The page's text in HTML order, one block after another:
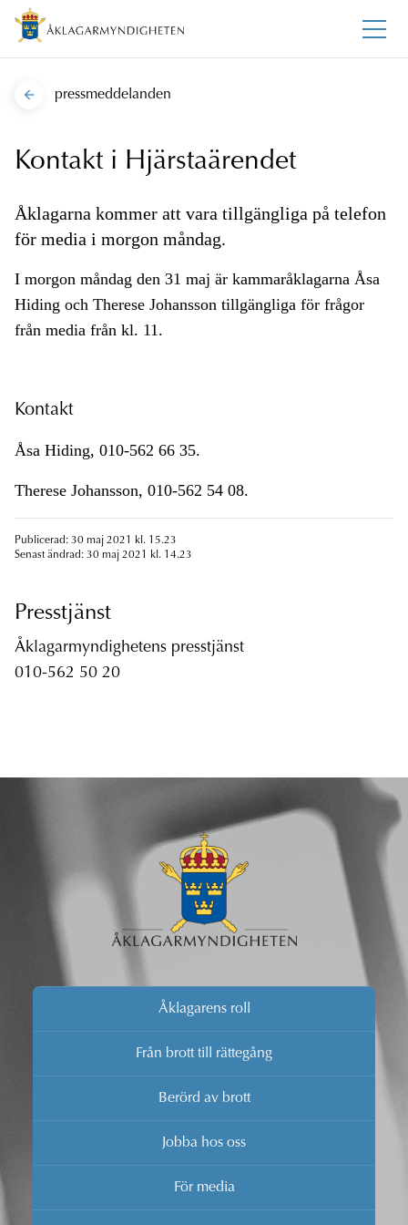
pressmeddelanden
Kontakt i Hjärstaärendet
Åklagarna kommer att vara tillgängliga på telefon
för media i morgon måndag.
I morgon måndag den 31 maj är kammaråklagarna Åsa
Hiding och Therese Johansson tillgängliga för frågor
från media från kl. 11.
Kontakt
Åsa Hiding, 010-562 66 35.
Therese Johansson, 010-562 54 08.
Publicerad: 30 maj 2021 kl. 15.23
Senast ändrad: 30 maj 2021 kl. 14.23
Presstjänst
Åklagarmyndighetens presstjänst
010-562 50 20
Åklagarens roll
Från brott till rättegång
Berörd av brott
Jobba hos oss
För media